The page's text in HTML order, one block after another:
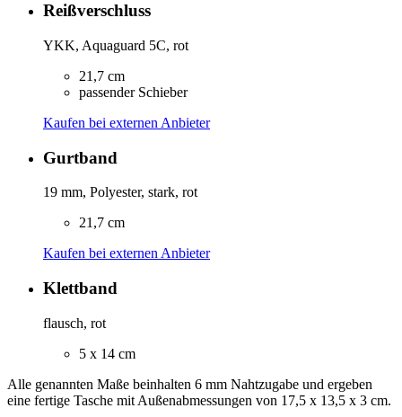
Reißverschluss
YKK, Aquaguard 5C, rot
21,7 cm
passender Schieber
Kaufen bei externen Anbieter
Gurtband
19 mm, Polyester, stark, rot
21,7 cm
Kaufen bei externen Anbieter
Klettband
flausch, rot
5 x 14 cm
Alle genannten Maße beinhalten 6 mm Nahtzugabe und ergeben
eine fertige Tasche mit Außenabmessungen von 17,5 x 13,5 x 3 cm.